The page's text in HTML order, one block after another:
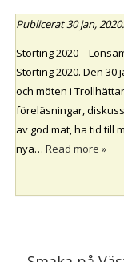
Publicerat30 jan, 2020
Storting 2020 –
Storting 2020. Den
och möten i
föreläsningar,
av god mat, ha tid till
nya…Read more »